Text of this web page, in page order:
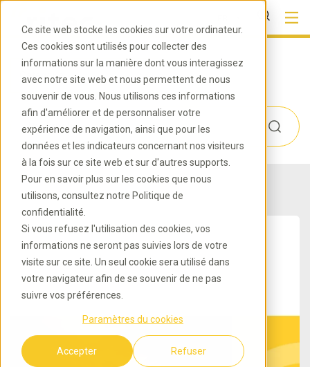
Ce site web stocke les cookies sur votre ordinateur.
Ces cookies sont utilisés pour collecter des
informations sur la manière dont vous interagissez
avec notre site web et nous permettent de nous
souvenir de vous. Nous utilisons ces informations
afin d'améliorer et de personnaliser votre
expérience de navigation, ainsi que pour les
données et les indicateurs concernant nos visiteurs
à la fois sur ce site web et sur d'autres supports.
Pour en savoir plus sur les cookies que nous
utilisons, consultez notre Politique de
confidentialité.
Si vous refusez l'utilisation des cookies, vos
informations ne seront pas suivies lors de votre
visite sur ce site. Un seul cookie sera utilisé dans
votre navigateur afin de se souvenir de ne pas
suivre vos préférences.
Paramètres du cookies
Accepter Refuser
Catégorie